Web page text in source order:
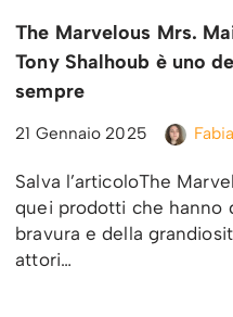
The Marvelous Mrs.
Tony Shalhoub è uno
sempre
21 Gennaio 2025
Salva l’articoloThe
quei prodotti che hanno
bravura e della
attori…